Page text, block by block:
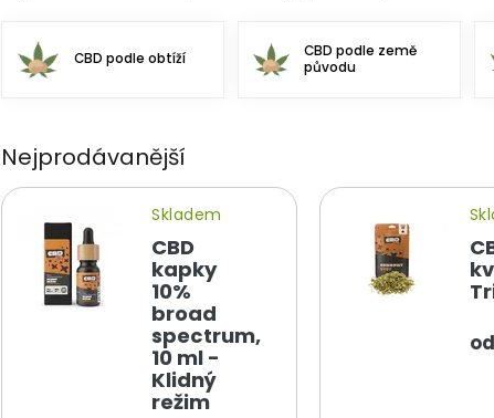
CBD podle obtíží
CBD podle země
původu
Nejprodávanější
CBD
kapky
10%
broad
spectrum,
10 ml -
Klidný
režim
Skladem
od